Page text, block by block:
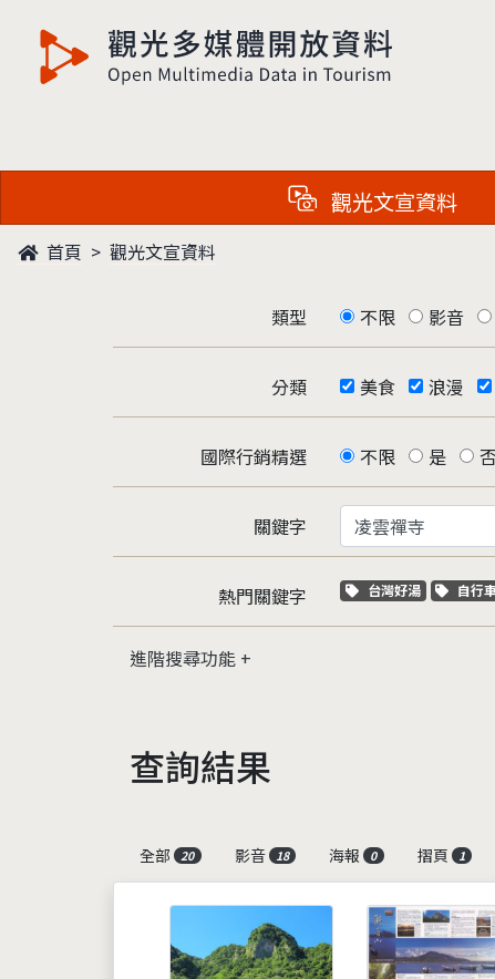
觀光多媒體開放資料
觀光文宣資料
首頁 觀光文宣資料
類型 不限 影音
分類 美食 浪漫
國際行銷精選 不限 是 否
關鍵字
熱門關鍵字 關鍵字標籤
台灣好湯 關鍵
自行
進階搜尋功能
查詢結果
全部
20 影音 18 海報 0 摺頁 1